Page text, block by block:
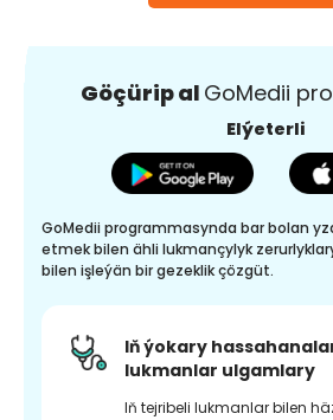
Göçürip al GoMedii
Elýeterli
GoMedii programmasynda bar bolan
etmek bilen ähli lukmançylyk
bilen işleýän bir gezeklik çözgüt.
Iň ýokary
lukmanlar ulgamlary
Iň tejribeli lukmanlar bilen